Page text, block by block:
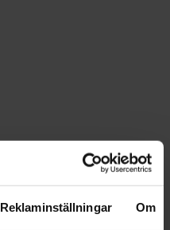
Reklaminställningar Om
Lyssna